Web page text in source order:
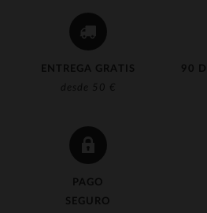
ENTREGA GRATIS
desde 50 €
90
PAGO
SEGURO